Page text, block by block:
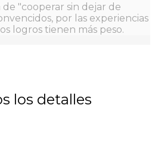
"cooperar sin dejar de
por las experiencias
logros tienen más peso.
los detalles